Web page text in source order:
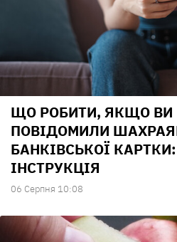
ЩО РОБИТИ, ЯКЩО ВИ
ПОВІДОМИЛИ
БАНКІВСЬКОЇ
ІНСТРУКЦІЯ
06 Серпня 10:08